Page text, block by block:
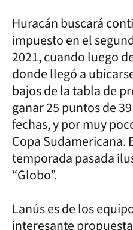
Huracán buscará
impuesto en el
2021, cuando luego
donde llegó a
bajos de la tabla de
ganar 25 puntos de
fechas, y por muy
Copa Sudamericana.
temporada pasada
“Globo”.
Lanús es de los
interesante